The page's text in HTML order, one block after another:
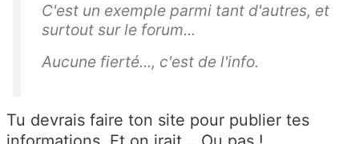
C'est un exemple parmi tant d'autres, et
surtout sur le forum...
Aucune fierté..., c'est de l'info.
Tu devrais faire ton site pour publier tes